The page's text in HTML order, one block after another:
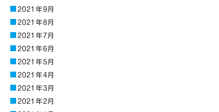
2021年9月
2021年8月
2021年7月
2021年6月
2021年5月
2021年4月
2021年3月
2021年2月